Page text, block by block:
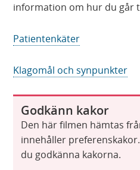
information om hur du går
Patientenkäter
Klagomål och synpunkter
Godkänn kakor
Den här filmen hämtas
innehåller
du godkänna kakorna.